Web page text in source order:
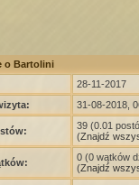
o Bartolini
28-11-2017
31-08-2018,
39 (0.01
(Znajdź
0 (0 wątków
(Znajdź